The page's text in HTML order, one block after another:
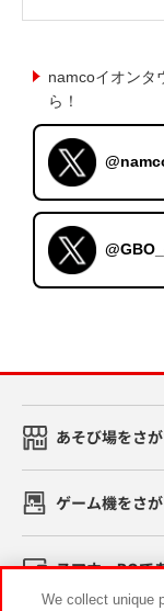
namcoイオンタ
ら！
あそび場をさ
ゲーム機をさ
スマホ・PCで
We collect unique